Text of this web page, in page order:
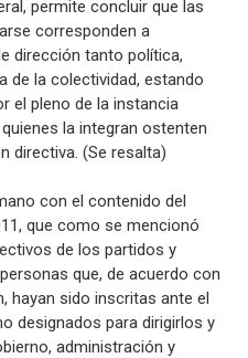
permite concluir que las
corresponden a
dirección tanto política,
de la colectividad, estando
el pleno de la instancia
la integran ostenten
directiva. (Se resalta)
con el contenido del
que como se mencionó
de los partidos y
que, de acuerdo con
hayan sido inscritas ante el
designados para dirigirlos y
administración y